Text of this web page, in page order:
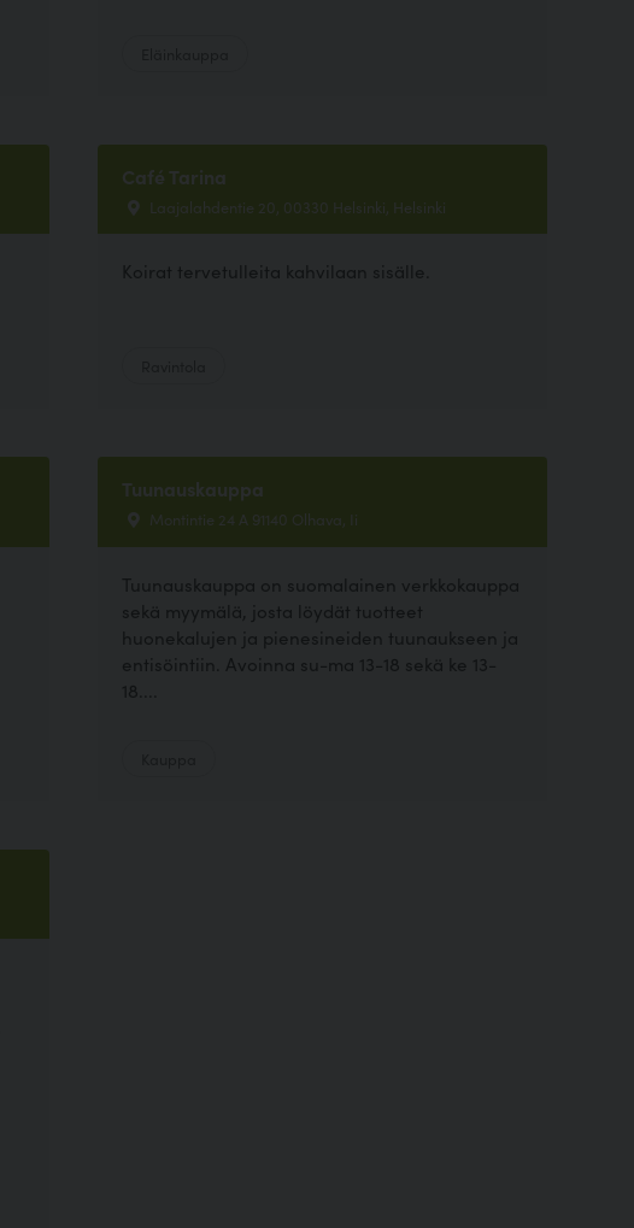
Café Tarina
Laajalahdentie 20, 00330 Helsinki, Helsinki
Koirat tervetulleita kahvilaan sisälle.
Tuunauskauppa
Montintie 24 A 91140 Olhava, Ii
Tuunauskauppa on suomalainen verkkokauppa
sekä myymälä, josta löydät tuotteet
huonekalujen ja pienesineiden tuunaukseen ja
entisöintiin. Avoinna su-ma 13-18 sekä ke 13-
18....